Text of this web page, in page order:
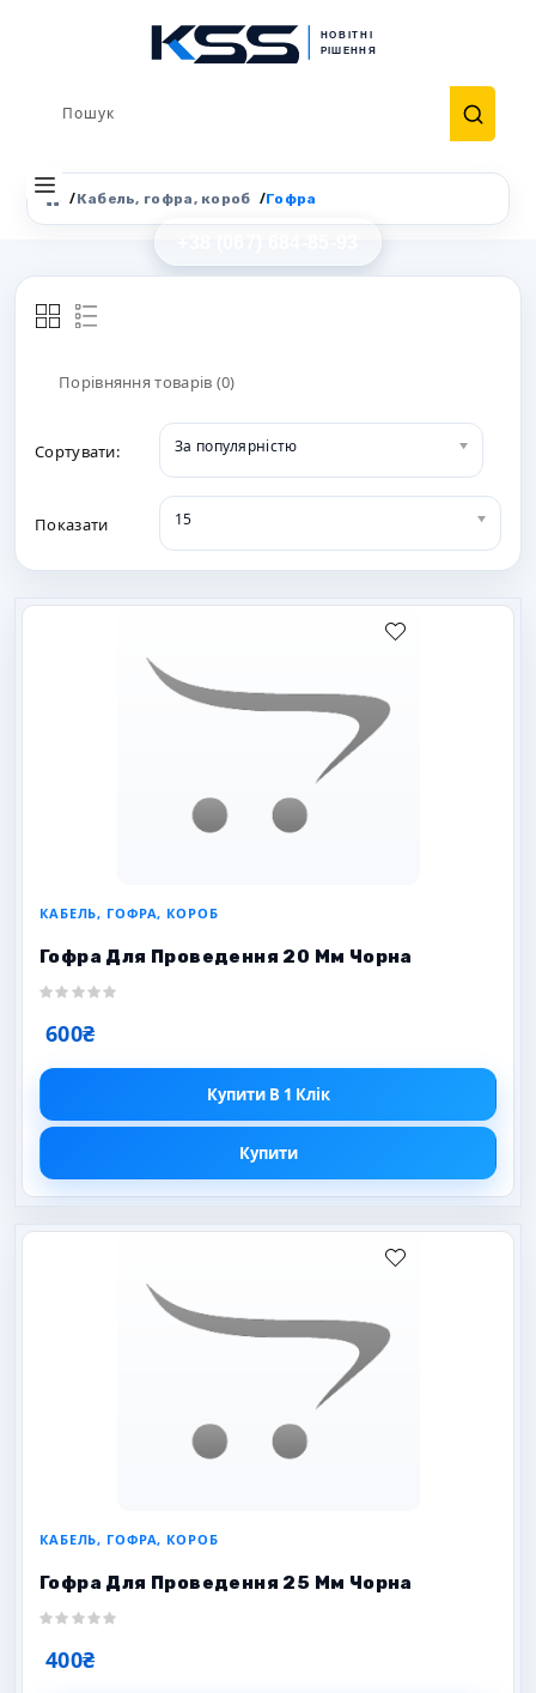
Кабель, гофра, короб Гофра
Порівняння товарів (0)
Сортувати: За популярністю
Показати 15
КАБЕЛЬ, ГОФРА, КОРОБ
Гофра Для Проведення 20 Мм Чорна
600₴
Купити В 1 Клік
Купити
КАБЕЛЬ, ГОФРА, КОРОБ
Гофра Для Проведення 25 Мм Чорна
400₴